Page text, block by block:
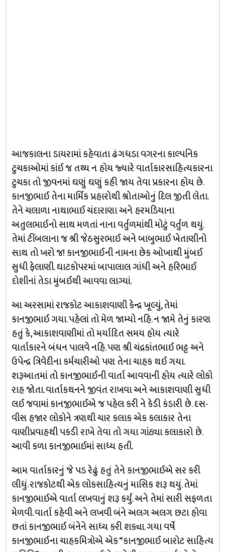
આજકાલના ડાયરામાં કહેવાતા ઢંગધડા વગરના કાલ્પનિક
ટુચકાઓમાં કાંઈ જ તથ્ય ન હોય જ્યારે વાર્તાકારસાહિત્યકારના
ટુચકા તો જીવનમાં ઘણું ઘણું કહી જાય તેવા પ્રકારના હોય છે.
કાનજીભાઈ તેના માર્મિક પ્રહારોથી શ્રોતાઓનું દિલ જીતી લેતા.
તેને ચલાળા નાથાભાઈ ચંદારાણા અને હરમડિયાના
અતુલભાઈનો સાથ મળતાં નાના વર્તુળમાંથી મોટું વર્તુળ થયું.
તેમાં ટીંબલાના જ શ્રી જેઠસુરભાઈ અને બાબુભાઈ ખેતાણીનો
સાથ તો ખરો જ! કાનજીભાઈની નામના છેક ઓખાથી મુંબઈ
સુધી ફેલાણી. ઘાટકોપરમાં બાપાલાલ ગાંધી અને હરિભાઈ
દોશીનાં તેડા મુંબઈથી આવવા લાગ્યાં.
આ અરસામાં રાજકોટ આકાશવાણી કેન્દ્ર ખૂલ્યું, તેમાં
કાનજીભાઈ ગયા. પહેલાં તો મેળ જામ્યો નહિ. ન જામે તેનું કારણ
હતું કે, આકાશવાણીમાં તો મર્યાદિત સમય હોય ત્યારે
વાર્તાકારને બંધન પાલવે નહિ. પણ શ્રી ચંદ્રકાંતભાઈ ભટ્ટ અને
ઉપેન્દ્ર ત્રિવેદીના કર્મચારીઓ પણ તેના ચાહક થઈ ગયા.
શરૂઆતમાં તો કાનજીભાઈની વાર્તા આવવાની હોય ત્યારે લોકો
રાહ જોતા. વાર્તાકથનને જીવંત રાખવા અને આકાશવાણી સુધી
લઈ જવામાં કાનજીભાઈએ જ પહેલ કરી ને કેડી કંડારી છે. દસ-
વીસ હજાર લોકોને ત્રણથી ચાર કલાક એક કલાકાર તેના
વાણીપ્રવાહથી પકડી રાખે તેવા તો ગયા ગાંઠ્યા કલાકારો છે.
આવી કળા કાનજીભાઈમાં સાધ્ય હતી.
આમ વાર્તાકારનું જે પડ રેઢું હતું તેને કાનજીભાઈએ સર કરી
લીધું. રાજકોટથી એક લોકસાહિત્યનું માસિક શરૂ થયું. તેમાં
કાનજીભાઈએ વાર્તા લખવાનું શરૂ કર્યું. અને તેમાં સારી સફળતા
મેળવી. વાર્તા કહેવી અને લખવી બંને અલગ અલગ છટા હોવા
છતાં કાનજીભાઈ બંનેને સાધ્ય કરી શક્યા. ગયા વર્ષે
કાનજીભાઈના ચાહકમિત્રોએ એક “કાનજીભાઈ બારોટ સાહિત્ય